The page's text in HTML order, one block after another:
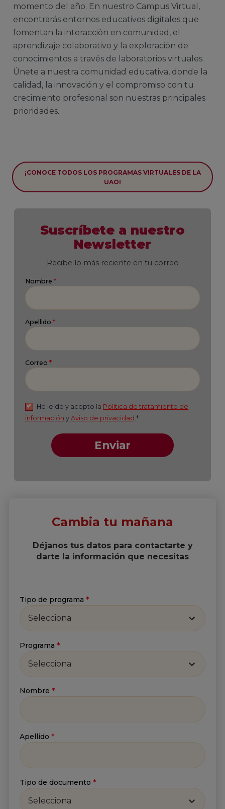
momento del año. En nuestro Campus Virtual,
encontrarás entornos educativos digitales que
fomentan la interacción en comunidad, el
aprendizaje colaborativo y la exploración de
conocimientos a través de laboratorios virtuales.
Únete a nuestra comunidad educativa, donde la
calidad, la innovación y el compromiso con tu
crecimiento profesional son nuestras principales
prioridades.
¡CONOCE TODOS LOS PROGRAMAS VIRTUALES DE LA
UAO!
Suscríbete a nuestro
Newsletter
Recibe lo más reciente en tu correo
Nombre
Apellido
Correo
Cambia tu mañana
Déjanos tus datos para contactarte y
darte la información que necesitas
Tipo de programa *
Selecciona
Programa *
Selecciona
Nombre *
Apellido *
Tipo de documento *
Selecciona